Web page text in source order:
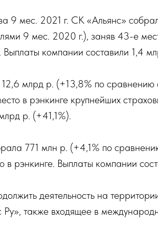
9 мес. 2021 г. СК «Альянс»
9 мес. 2020 г.), заняв 43-е
компании составили 1,4
млрд р. (+13,8% по сравнению
в рэнкинге крупнейших
р. (+41,1%).
771 млн р. (+4,1% по
в рэнкинге. Выплаты компании
деятельность на
также входящее в